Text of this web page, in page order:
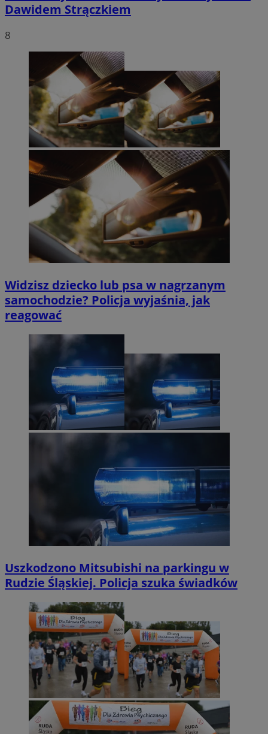
Dawidem Strączkiem
8
Widzisz dziecko lub psa w nagrzanym
samochodzie? Policja wyjaśnia, jak
reagować
Uszkodzono Mitsubishi na parkingu w
Rudzie Śląskiej. Policja szuka świadków